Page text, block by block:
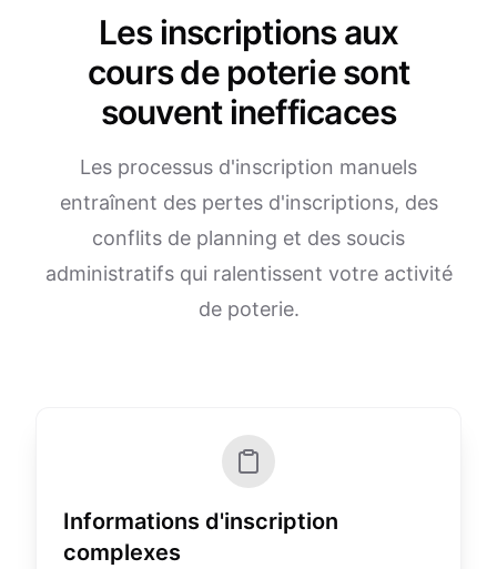
Les inscriptions aux
cours de poterie sont
souvent inefficaces
Les processus d'inscription manuels
entraînent des pertes d'inscriptions, des
conflits de planning et des soucis
administratifs qui ralentissent votre activité
de poterie.
Informations d'inscription
complexes